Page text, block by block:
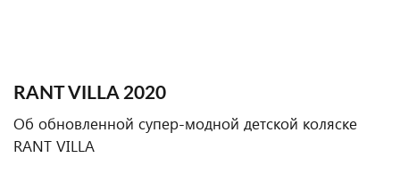
RANT VILLA 2020
Об обновленной супер-модной детской коляске
RANT VILLA